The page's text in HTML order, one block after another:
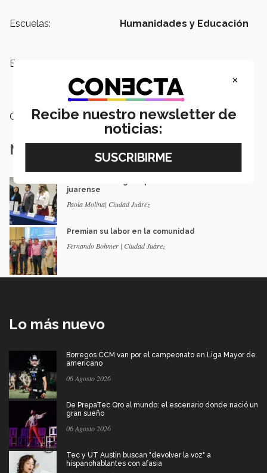
Escuelas: Humanidades y Educación
Etiquetas:
Ciencias,
Etica,
El Paso,
Sociedad,
Ciudadanía
Categoría: Educación
Notas Relacionadas
juarense
Paola Molina| Ciudad Juárez
Premian su labor en la comunidad
Fernando Bohmer | Ciudad Juárez
Lo más nuevo
Borregos CCM van por el campeonato en Liga Mayor de
americano
06 Agosto 2026
De PrepaTec Qro al mundo: el escenario donde nació un
gran sueño
06 Agosto 2026
Tec y UT Austin buscan "devolver la voz" a
hispanohablantes con afasia
×
Recibe nuestro newsletter de
noticias: